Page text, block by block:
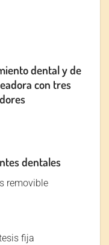
dental y de
con tres
dentales
removible
fija